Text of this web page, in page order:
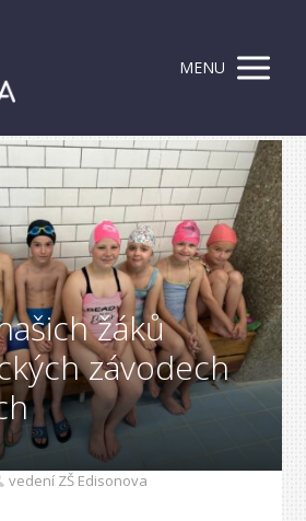
MENU
žáků
závodech
vedení ZŠ Edisonova